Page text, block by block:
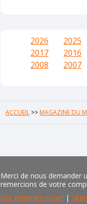
2026 2025
2017
2016
2008
2007
ACCUEIL >>MAGAZINE DU
Merci de nous demander
remercions de votre
Qui sommes-nous? |